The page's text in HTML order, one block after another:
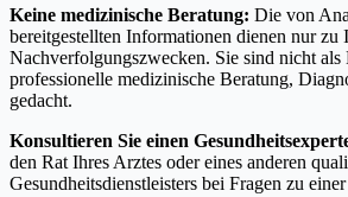
Keine medizinische Beratung: Die von
bereitgestellten Informationen dienen nur zu
Nachverfolgungszwecken. Sie sind nicht als
professionelle medizinische Beratung,
gedacht.
Konsultieren Sie einen
den Rat Ihres Arztes oder eines anderen
Gesundheitsdienstleisters bei Fragen zu